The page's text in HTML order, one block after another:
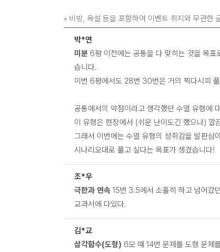
※ 비방, 욕설 등을 포함하여 이벤트 취지와 무관한
박*연
미분 6평 이전에는 공통을 다 맞히는 것을 목
습니다.
이번 6평에서도 28번 30번은 거의 찍다시피
공통에서의 약점이라고 생각했던 수열 유형에
이 유형은 현장에서 (쉬운 난이도긴 했으나) 깔
그래서 이번에는 수열 유형의 성취감을 발판삼
시나리오대로 풀고 싶다는 목표가 생겼습니다!
조*우
극한과 연속 15번 3.5에서 소홀히 하고 넘어갔
교과서에 다있다.
김*교
삼각함수(도형) 6모 때 14번 문제를 도형 문제